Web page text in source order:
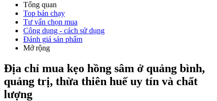
Tổng quan
Top bán chạy
Tư vấn chọn mua
Công dụng - cách sử dụng
Đánh giá sản phẩm
Mở rộng
Địa chỉ mua kẹo hồng sâm ở quảng bình,
quảng trị, thừa thiên huế uy tín và chất
lượng